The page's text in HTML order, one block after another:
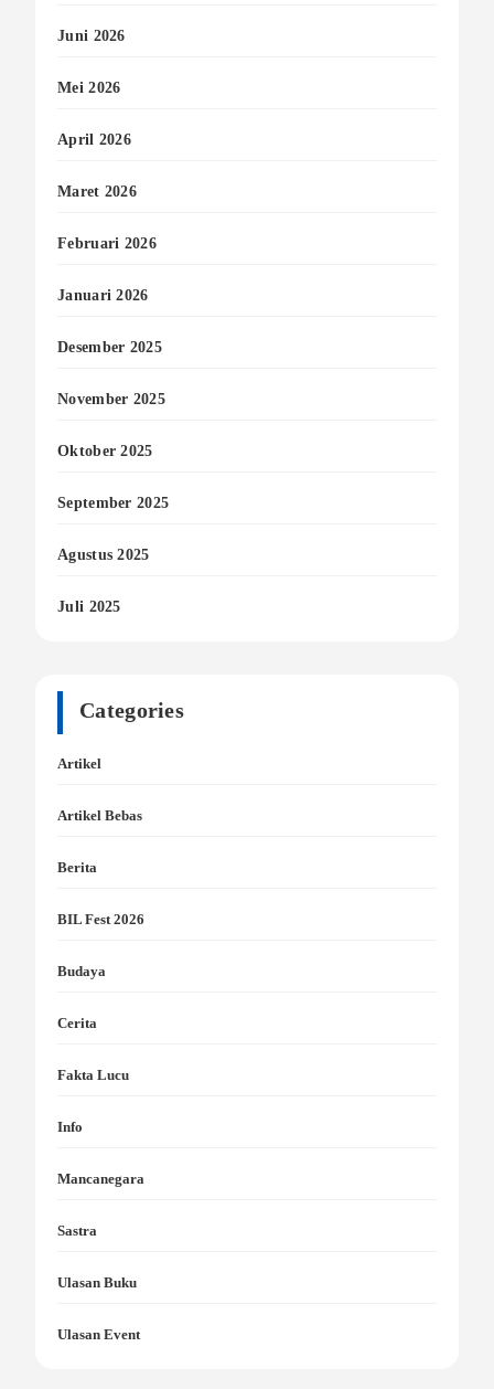
Juni 2026
Mei 2026
April 2026
Maret 2026
Februari 2026
Januari 2026
Desember 2025
November 2025
Oktober 2025
September 2025
Agustus 2025
Juli 2025
Categories
Artikel
Artikel Bebas
Berita
BIL Fest 2026
Budaya
Cerita
Fakta Lucu
Info
Mancanegara
Sastra
Ulasan Buku
Ulasan Event